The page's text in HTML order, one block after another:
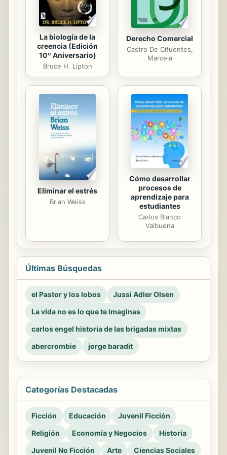
NDICE RESUMIDO: ...
La biología de la
creencia (Edición
10º Aniversario)
Bruce H. Lipton
Derecho Comercial
Castro De Cifuentes,
Marcela
Eliminar el estrés
Brian Weiss
Cómo desarrollar
procesos de
aprendizaje para
estudiantes
Carlos Blanco
Valbuena
Últimas Búsquedas
el Pastor y los lobos
Jussi Adler Olsen
La vida no es lo que te imaginas
carlos engel historia de las brigadas mixtas
abercrombie
jorge baradit
Categorías Destacadas
Ficción Educación
Juvenil Ficción
Religión
Economía y Negocios
Historia
Juvenil No Ficción
Arte Ciencias Sociales